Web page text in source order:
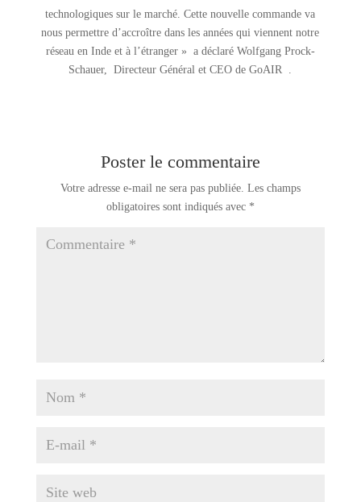
technologiques sur le marché. Cette nouvelle commande va
nous permettre d’accroître dans les années qui viennent notre
réseau en Inde et à l’étranger » a déclaré Wolfgang Prock-
Schauer, Directeur Général et CEO de GoAIR .
Poster le commentaire
Votre adresse e-mail ne sera pas publiée. Les champs
obligatoires sont indiqués avec *